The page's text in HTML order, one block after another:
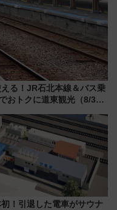
る！JR石北本線＆バス乗
おトクに道東観光（8/3発
初！引退した電車がサウナ